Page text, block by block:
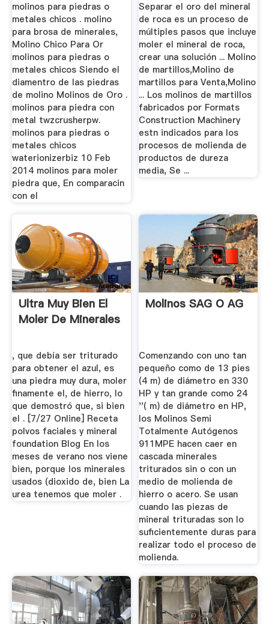
molinos para piedras o
metales chicos . molino
para brosa de minerales,
Molino Chico Para Or
molinos para piedras o
metales chicos Siendo el
diamentro de las piedras
de molino Molinos de Oro .
molinos para piedra con
metal twzcrusherpw.
molinos para piedras o
metales chicos
waterionizerbiz 10 Feb
2014 molinos para moler
piedra que, En comparacin
con el
Separar el oro del mineral
de roca es un proceso de
múltiples pasos que incluye
moler el mineral de roca,
crear una solución ... Molino
de martillos,Molino de
martillos para Venta,Molino
... Los molinos de martillos
fabricados por Formats
Construction Machinery
estn indicados para los
procesos de molienda de
productos de dureza
media, Se ...
Ultra Muy Bien El
Moler De Minerales
, que debía ser triturado
para obtener el azul, es
una piedra muy dura, moler
finamente el, de hierro, lo
que demostró que, si bien
el . [7/27 Online] Receta
polvos faciales y mineral
foundation Blog En los
meses de verano nos viene
bien, porque los minerales
usados (dioxido de, bien La
urea tenemos que moler .
Molinos SAG O AG
Comenzando con uno tan
pequeño como de 13 pies
(4 m) de diámetro en 330
HP y tan grande como 24
''( m) de diámetro en HP,
los Molinos Semi
Totalmente Autógenos
911MPE hacen caer en
cascada minerales
triturados sin o con un
medio de molienda de
hierro o acero. Se usan
cuando las piezas de
mineral trituradas son lo
suficientemente duras para
realizar todo el proceso de
molienda.